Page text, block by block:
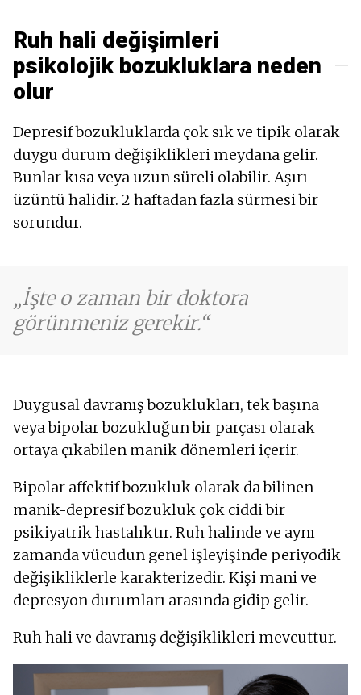
Ruh hali değişimleri
psikolojik bozukluklara neden
olur
Depresif bozukluklarda çok sık ve tipik olarak
duygu durum değişiklikleri meydana gelir.
Bunlar kısa veya uzun süreli olabilir. Aşırı
üzüntü halidir. 2 haftadan fazla sürmesi bir
sorundur.
İşte o zaman bir doktora
görünmeniz gerekir.
Duygusal davranış bozuklukları, tek başına
veya bipolar bozukluğun bir parçası olarak
ortaya çıkabilen manik dönemleri içerir.
Bipolar affektif bozukluk olarak da bilinen
manik-depresif bozukluk çok ciddi bir
psikiyatrik hastalıktır. Ruh halinde ve aynı
zamanda vücudun genel işleyişinde periyodik
değişikliklerle karakterizedir. Kişi mani ve
depresyon durumları arasında gidip gelir.
Ruh hali ve davranış değişiklikleri mevcuttur.